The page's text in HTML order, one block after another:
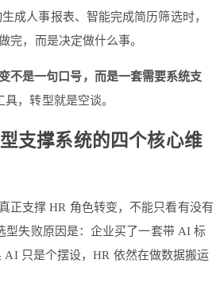
成人事报表、智能完成简历筛选时，
完，而是决定做什么事。
不是一句口号，而是一套需要系统支
具，转型就是空谈。
支撑系统的四个核心维
正支撑 HR 角色转变，不能只看有没有
型失败原因是：企业买了一套带 AI 标
AI 只是个摆设，HR 依然在做数据搬运